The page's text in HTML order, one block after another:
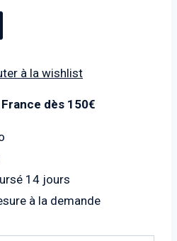
à la wishlist
dès 150€
14 jours
à la demande